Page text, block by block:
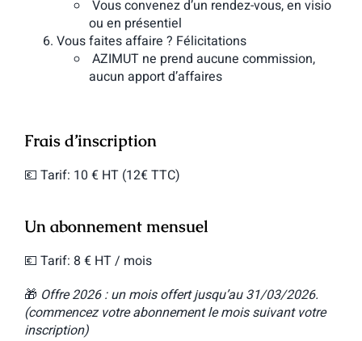
Vous convenez d’un rendez-vous, en visio
ou en présentiel
Vous faites affaire ? Félicitations
AZIMUT ne prend aucune commission,
aucun apport d’affaires
Frais d’inscription
💶 Tarif: 10 € HT (12€ TTC)
Un abonnement mensuel
💶 Tarif: 8 € HT / mois
🎁 Offre 2026 : un mois offert jusqu’au 31/03/2026.
(commencez votre abonnement le mois suivant votre
inscription)